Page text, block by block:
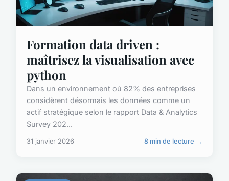
Formation data driven :
maîtrisez la visualisation avec
python
Dans un environnement où 82% des entreprises
considèrent désormais les données comme un
actif stratégique selon le rapport Data & Analytics
Survey 202...
31 janvier 2026 8 min de lecture →